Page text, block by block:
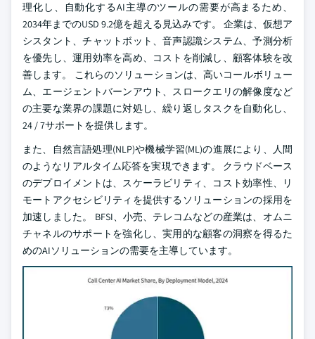
理化し、自動化するAI主導のツールの需要が高まるため、
2034年までのUSD 9.2億を超える見込みです。 企業は、仮想ア
シスタント、チャットボット、音声認識システム、予測分析
を優先し、運用効率を高め、コストを削減し、顧客体験を改
善します。 これらのソリューションは、高いコールボリュー
ム、エージェントバーンアウト、スロークエリの解像度など
の主要な業界の課題に対処し、繰り返しタスクを自動化し、
24 / 7サポートを提供します。
また、自然言語処理(NLP)や機械学習(ML)の進展により、人間
のようなリアルタイム応答を実現できます。 クラウドベース
のデプロイメントは、スケーラビリティ、コスト効率性、リ
モートアクセシビリティを提供するソリューションの採用を
加速しました。 BFSI、小売、テレコムなどの産業は、オムニ
チャネルのサポートを強化し、実用的な顧客の洞察を得るた
めのAIソリューションの需要を主導しています。